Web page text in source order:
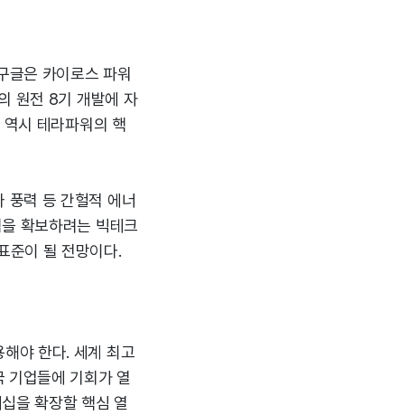
글은 카이로스 파워
원전 8기 개발에 자
시 테라파워의 핵
풍력 등 간헐적 에너
확보하려는 빅테크
준이 될 전망이다.
야 한다. 세계 최고
기업들에 기회가 열
을 확장할 핵심 열